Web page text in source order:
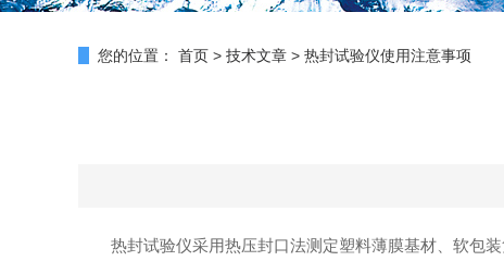
您的位置： 首页 > 技术文章 > 热封试验仪使用注意事项
热封试验仪采用热压封口法测定塑料薄膜基材、软包